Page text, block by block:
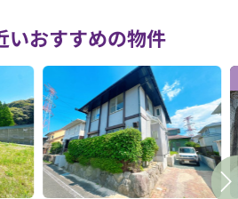
いおすすめの物件